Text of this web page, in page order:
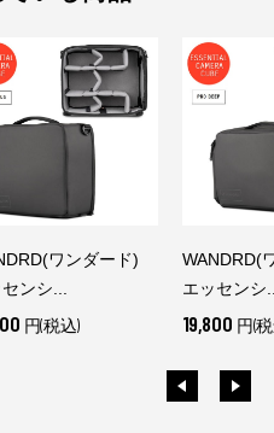
ワンダード)
ンシ...
円(税込)
WANDRD(
エッセンシ
19,800 円(